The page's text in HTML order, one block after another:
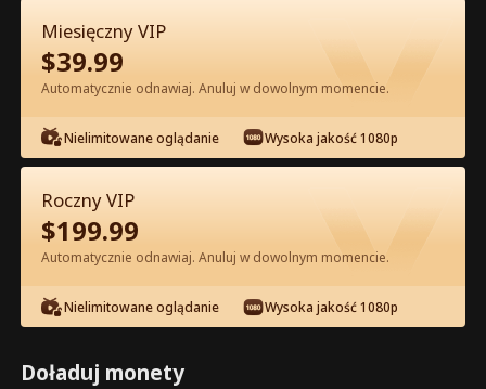
Odcinek 30 - Pocałuj Mnie po Raz
Ostatni Pełna Wersja Filmu
0-49 50-90 Wszystkie Odcinki
30 31 32 33 34
Miesięczny VIP
$39.99
Automatycznie odnawiaj. Anuluj w dowolnym momencie.
Nielimitowane oglądanie Wysoka jakość 1080p
Roczny VIP
$199.99
Automatycznie odnawiaj. Anuluj w dowolnym momencie.
Nielimitowane oglądanie Wysoka jakość 1080p
Doładuj monety